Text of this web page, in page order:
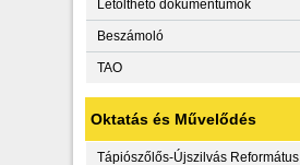
Letölthető dokumentumok
Beszámoló
TAO
Oktatás és Művelődés
Tápiószőlős-Újszilvás Református